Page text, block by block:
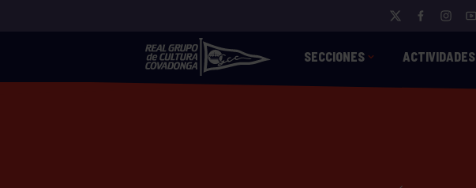
SECCIONES ACTIVIDADES